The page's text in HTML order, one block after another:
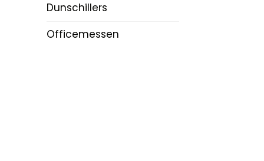
Dunschillers
Officemessen